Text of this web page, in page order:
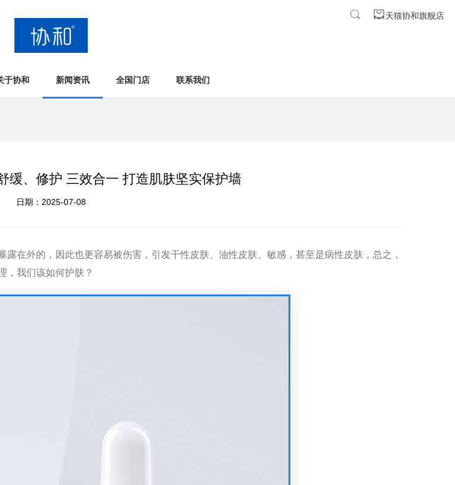
天猫协和旗舰店
于协和 新闻资讯 全国门店 联系我们
缓、修护 三效合一 打造肌肤坚实保护墙
日期：2025-07-08
在外的，因此也更容易被伤害，引发干性皮肤、油性皮肤、敏感，甚至是病性皮肤，总之，
，我们该如何护肤？